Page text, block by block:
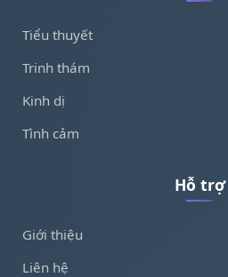
Tiểu thuyết
Trinh thám
Kinh dị
Tình cảm
Hỗ trợ
Giới thiệu
Liên hệ